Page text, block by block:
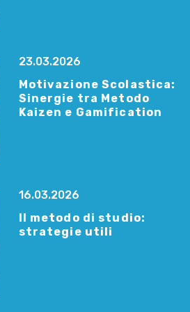
23.03.2026
Motivazione Scolastica:
Sinergie tra Metodo
Kaizen e Gamification
16.03.2026
Il metodo di studio:
strategie utili